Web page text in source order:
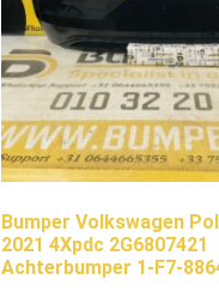
Bumper Volkswagen
2021 4Xpdc 2G6807421
Achterbumper 1-F7-